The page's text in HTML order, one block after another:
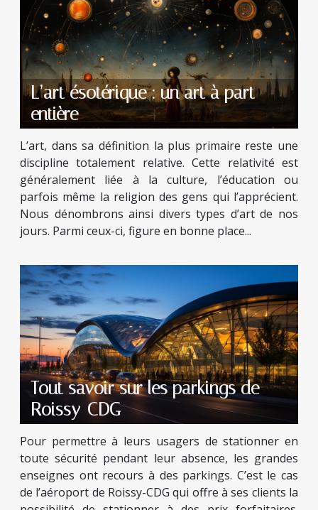
L’art ésotérique : un art à part
entière
L’art, dans sa définition la plus primaire reste une
discipline totalement relative. Cette relativité est
généralement liée à la culture, l’éducation ou
parfois même la religion des gens qui l’apprécient.
Nous dénombrons ainsi divers types d’art de nos
jours. Parmi ceux-ci, figure en bonne place...
Tout savoir sur les parkings de
Roissy-CDG
Pour permettre à leurs usagers de stationner en
toute sécurité pendant leur absence, les grandes
enseignes ont recours à des parkings. C’est le cas
de l’aéroport de Roissy-CDG qui offre à ses clients la